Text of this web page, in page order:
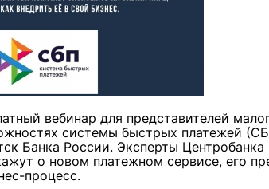
вебинар для представителей
системы быстрых платежей
Банка России. Эксперты
о новом платежном сервисе, его
процесс.